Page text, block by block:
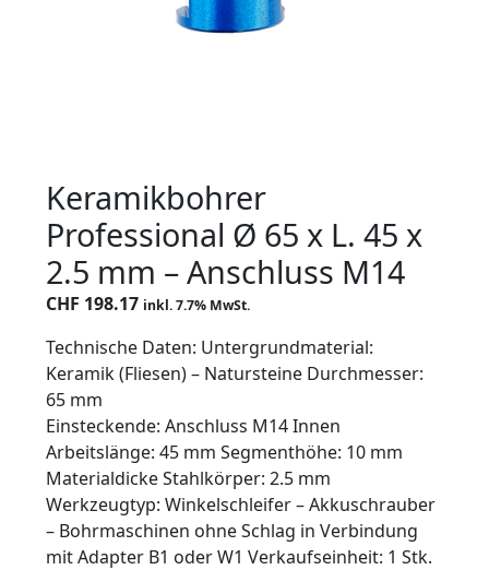
Keramikbohrer
Professional Ø 65 x L. 45 x
2.5 mm – Anschluss M14
CHF 198.17 inkl. 7.7% MwSt.
Technische Daten: Untergrundmaterial:
Keramik (Fliesen) – Natursteine Durchmesser:
65 mm
Einsteckende: Anschluss M14 Innen
Arbeitslänge: 45 mm Segmenthöhe: 10 mm
Materialdicke Stahlkörper: 2.5 mm
Werkzeugtyp: Winkelschleifer – Akkuschrauber
– Bohrmaschinen ohne Schlag in Verbindung
mit Adapter B1 oder W1 Verkaufseinheit: 1 Stk.